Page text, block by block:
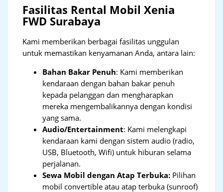
Fasilitas Rental Mobil Xenia
FWD Surabaya
Kami memberikan berbagai fasilitas unggulan
untuk memastikan kenyamanan Anda, antara lain:
Bahan Bakar Penuh: Kami memberikan
kendaraan dengan bahan bakar penuh
kepada pelanggan dan mengharapkan
mereka mengembalikannya dengan kondisi
yang sama.
Audio/Entertainment: Kami melengkapi
kendaraan kami dengan sistem audio (radio,
USB, Bluetooth, Wifi) untuk hiburan selama
perjalanan.
Sewa Mobil dengan Atap Terbuka: Pilihan
mobil convertible atau atap terbuka (sunroof)